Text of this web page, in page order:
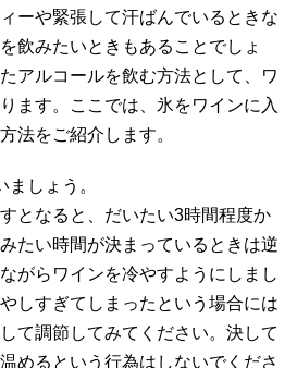
ーや緊張して汗ばんでいるときな
飲みたいときもあることでしょ
アルコールを飲む方法として、ワ
ます。ここでは、氷をワインに入
法をご紹介します。
しょう。
となると、だいたい3時間程度か
たい時間が決まっているときは逆
がらワインを冷やすようにしまし
しすぎてしまったという場合には
て調節してみてください。決して
めるという行為はしないでくださ